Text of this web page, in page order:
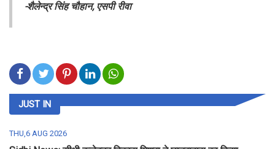
-शैलेन्द्र सिंह चौहान, एसपी रीवा
JUST IN
THU,6 AUG 2026